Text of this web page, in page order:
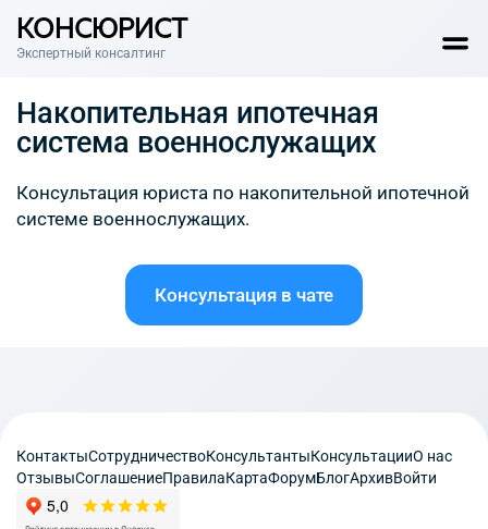
КОНСЮРИСТ
Экспертный консалтинг
Накопительная ипотечная
система военнослужащих
Консультация юриста по накопительной ипотечной
системе военнослужащих.
Консультация в чате
КонтактыСотрудничествоКонсультантыКонсультацииО нас
ОтзывыСоглашениеПравилаКартаФорумБлогАрхивВойти